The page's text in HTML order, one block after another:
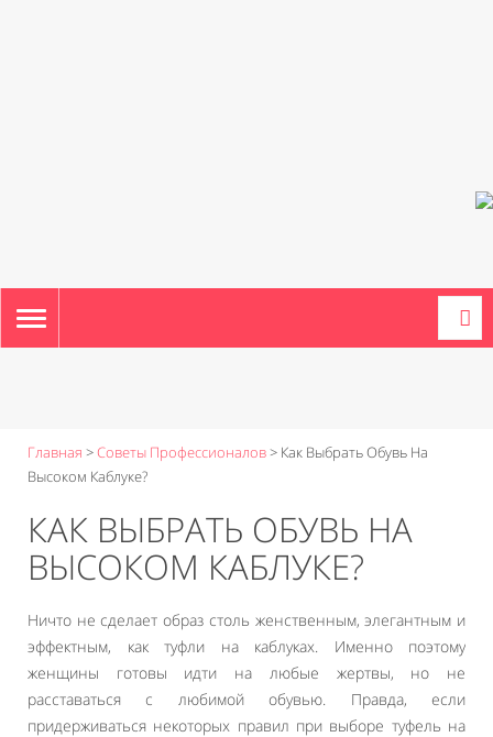
TOGGLE
NAVIGATION
Главная >Советы Профессионалов> Как Выбрать Обувь На
Высоком Каблуке?
КАК ВЫБРАТЬ ОБУВЬ НА
ВЫСОКОМ КАБЛУКЕ?
Ничто не сделает образ столь женственным, элегантным и
эффектным, как туфли на каблуках. Именно поэтому
женщины готовы идти на любые жертвы, но не
расставаться с любимой обувью. Правда, если
придерживаться некоторых правил при выборе туфель на